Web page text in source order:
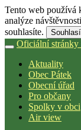
Tento web používá
analýze
souhlasíte.
Oficiální stránky
Aktuality
Obec Pátek
Obecní úřad
Pro občany
Spolky v obci
Air view